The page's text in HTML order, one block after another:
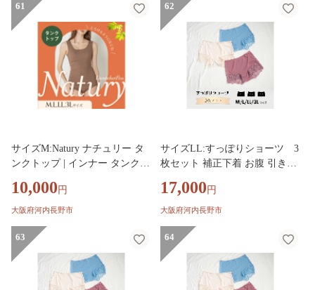
ンクトップ ヘブンジャパン HE
AVEN Japan
トップ ヘブンジャパン HEAVE
N Japan
61
サイズM:Natury ナチュリー タ
ンクトップ | インナー タンクト
イズ ブラ隠し スリーブレス レ
ディースインナー 袖なしインナ
ンクトップ ヘブンジャパン HE
AVEN Japan
10,000 円
大阪府河内長野市
62
サイズLL:すっぽりショーツ 3
枚セット 補正下着 お腹 引き締
響かない レディース 下腹 レー
ス レースショーツ 深め HEAVE
17,000 円
大阪府河内長野市
63 64